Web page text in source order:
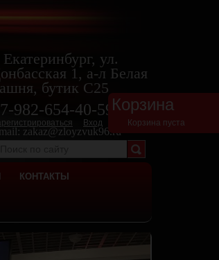
Вход
Екатеринбург, ул.
1, а-л Белая
бутик С25
982-654-40-59
zakaz@zloyzvuk96.ru
КОНТАКТЫ
Корзина
Корзина пуста